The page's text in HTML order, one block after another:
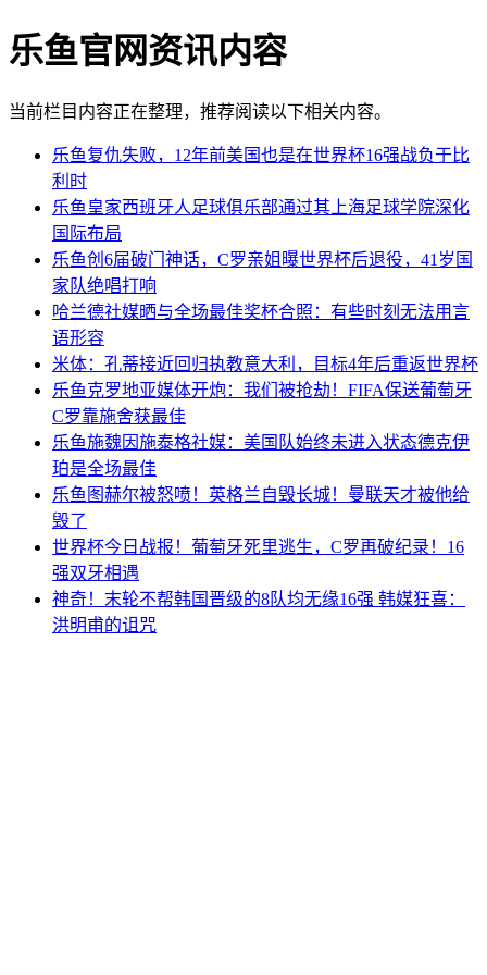
乐鱼官网资讯内容
当前栏目内容正在整理，推荐阅读以下相关内容。
乐鱼复仇失败，12年前美国也是在世界杯16强战负于比
利时
乐鱼皇家西班牙人足球俱乐部通过其上海足球学院深化
国际布局
乐鱼创6届破门神话，C罗亲姐曝世界杯后退役，41岁国
家队绝唱打响
哈兰德社媒晒与全场最佳奖杯合照：有些时刻无法用言
语形容
米体：孔蒂接近回归执教意大利，目标4年后重返世界杯
乐鱼克罗地亚媒体开炮：我们被抢劫！FIFA保送葡萄牙
C罗靠施舍获最佳
乐鱼施魏因施泰格社媒：美国队始终未进入状态德克伊
珀是全场最佳
乐鱼图赫尔被怒喷！英格兰自毁长城！曼联天才被他给
毁了
世界杯今日战报！葡萄牙死里逃生，C罗再破纪录！16
强双牙相遇
神奇！末轮不帮韩国晋级的8队均无缘16强 韩媒狂喜：
洪明甫的诅咒